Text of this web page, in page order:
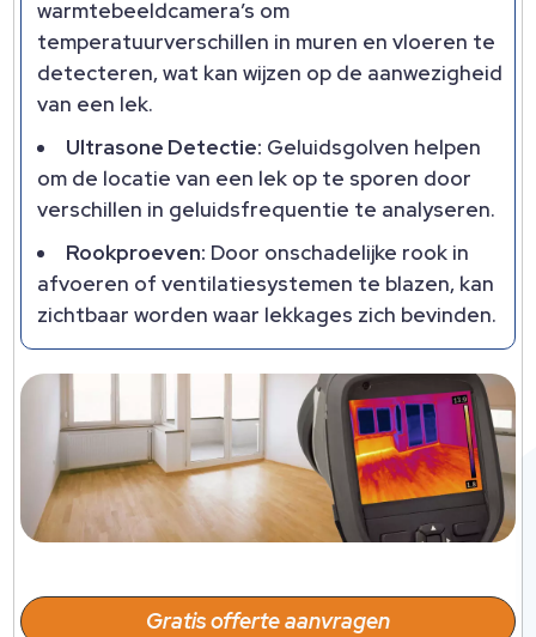
warmtebeeldcamera’s om
temperatuurverschillen in muren en vloeren te
detecteren, wat kan wijzen op de aanwezigheid
van een lek.​
Ultrasone Detectie: Geluidsgolven helpen
om de locatie van een lek op te sporen door
verschillen in geluidsfrequentie te analyseren.​
Rookproeven: Door onschadelijke rook in
afvoeren of ventilatiesystemen te blazen, kan
zichtbaar worden waar lekkages zich bevinden.​
Gratis offerte aanvragen